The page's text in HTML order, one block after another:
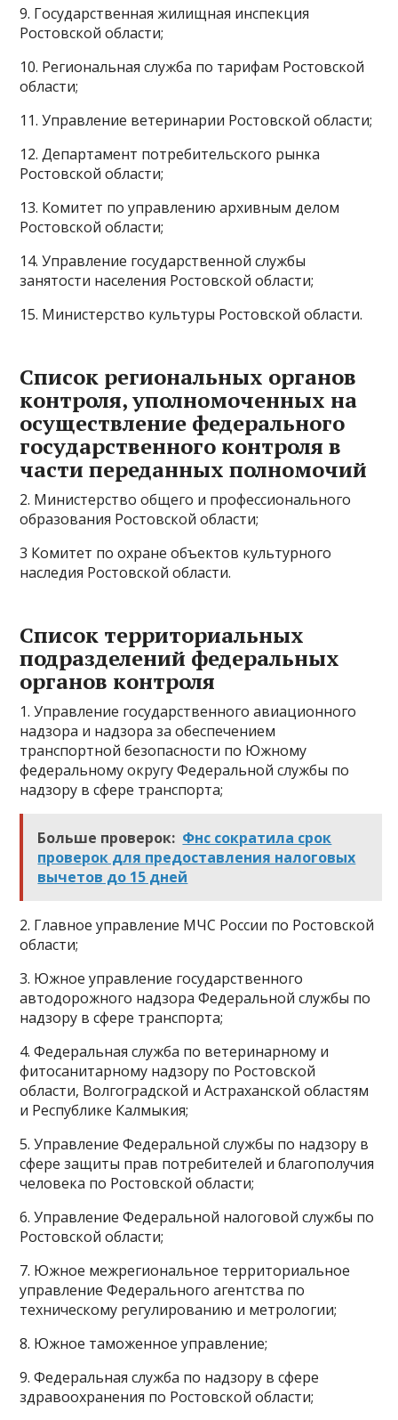
9. Государственная жилищная инспекция
Ростовской области;
10. Региональная служба по тарифам Ростовской
области;
11. Управление ветеринарии Ростовской области;
12. Департамент потребительского рынка
Ростовской области;
13. Комитет по управлению архивным делом
Ростовской области;
14. Управление государственной службы
занятости населения Ростовской области;
15. Министерство культуры Ростовской области.
Список региональных органов
контроля, уполномоченных на
осуществление федерального
государственного контроля в
части переданных полномочий
2. Министерство общего и профессионального
образования Ростовской области;
3 Комитет по охране объектов культурного
наследия Ростовской области.
Список территориальных
подразделений федеральных
органов контроля
1. Управление государственного авиационного
надзора и надзора за обеспечением
транспортной безопасности по Южному
федеральному округу Федеральной службы по
надзору в сфере транспорта;
Больше проверок: Фнс сократила срок
проверок для предоставления налоговых
вычетов до 15 дней
2. Главное управление МЧС России по Ростовской
области;
3. Южное управление государственного
автодорожного надзора Федеральной службы по
надзору в сфере транспорта;
4. Федеральная служба по ветеринарному и
фитосанитарному надзору по Ростовской
области, Волгоградской и Астраханской областям
и Республике Калмыкия;
5. Управление Федеральной службы по надзору в
сфере защиты прав потребителей и благополучия
человека по Ростовской области;
6. Управление Федеральной налоговой службы по
Ростовской области;
7. Южное межрегиональное территориальное
управление Федерального агентства по
техническому регулированию и метрологии;
8. Южное таможенное управление;
9. Федеральная служба по надзору в сфере
здравоохранения по Ростовской области;